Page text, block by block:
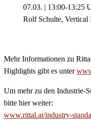
07.03. | 13:00-13:25
Rolf Schulte, Vertical
Mehr Informationen zu
Highlights gibt es unter
Um mehr zu den Industrie-
bitte hier weiter:
www.rittal.at/industry-